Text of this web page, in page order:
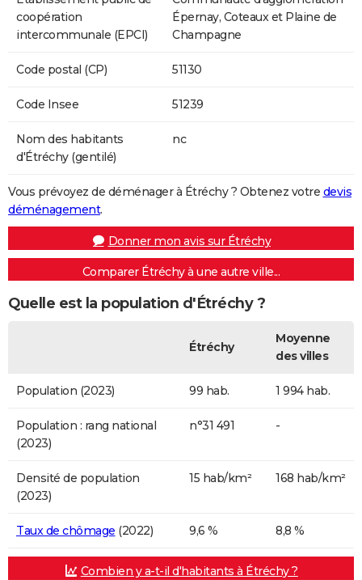
coopération
intercommunale (EPCI)
Épernay, Coteaux et Plaine de
Champagne
Code postal (CP) 51130
Code Insee 51239
Nom des habitants
d'Étréchy (gentilé)
nc
Vous prévoyez de déménager à Étréchy ? Obtenez votre devis
déménagement.
Donner mon avis sur Étréchy
Comparer Étréchy à une autre ville...
Quelle est la population d'Étréchy ?
Étréchy
Moyenne
des villes
Population (2023) 99 hab. 1 994 hab.
Population : rang national
(2023)
n°31 491 -
Densité de population
(2023)
15 hab/km² 168 hab/km²
Taux de chômage (2022) 9,6 % 8,8 %
Combien y a-t-il d'habitants à Étréchy ?